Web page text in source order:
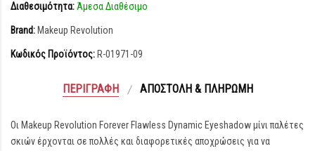
Διαθεσιμότητα: Άμεσα Διαθέσιμο
Brand: Makeup Revolution
Κωδικός Προϊόντος: R-01971-09
ΠΕΡΙΓΡΑΦΉ ΑΠΟΣΤΟΛΉ & ΠΛΗΡΩΜΉ
Οι Makeup Revolution Forever Flawless Dynamic Eyeshadow μίνι παλέτες
σκιών έρχονται σε πολλές και διαφορετικές αποχρώσεις για να